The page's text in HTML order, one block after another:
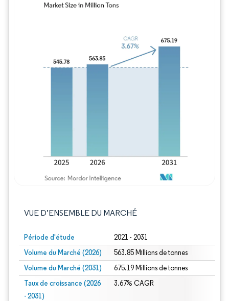
VUE D’ENSEMBLE DU MARCHÉ
Période d'étude 2021 - 2031
Volume du Marché (2026) 563.85 Millions de tonnes
Volume du Marché (2031) 675.19 Millions de tonnes
Taux de croissance (2026
- 2031)
3.67% CAGR